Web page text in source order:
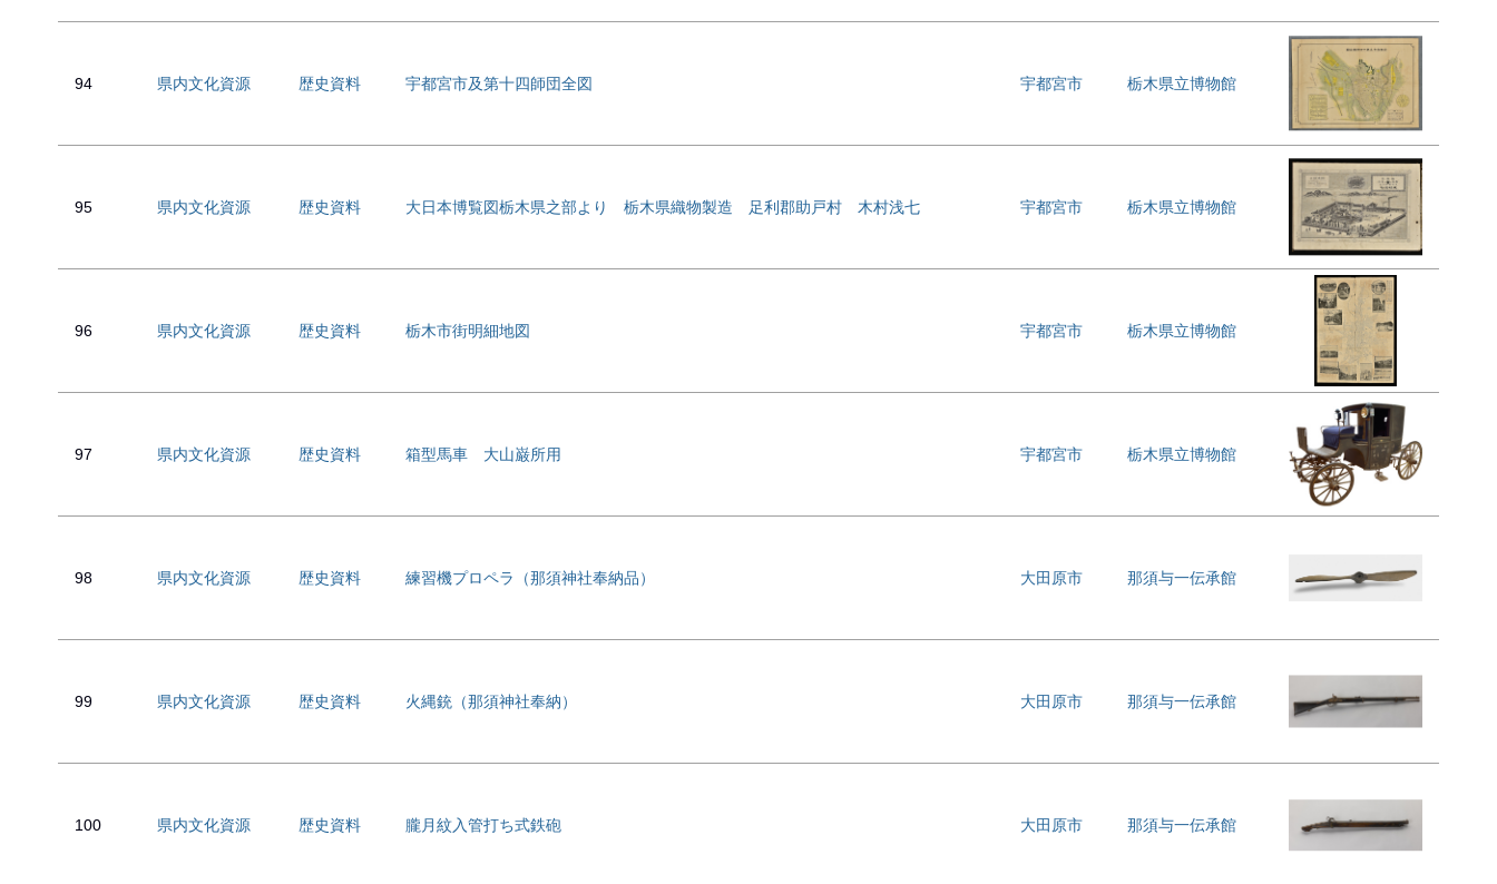
94 県内文化資源 歴史資料 宇都宮市及第十四師団全図 宇都宮市 栃木県立博物館
95 県内文化資源 歴史資料 大日本博覧図栃木県之部より 栃木県織物製造 足利郡助戸村 木村浅七 宇都宮市 栃木県立博物館
96 県内文化資源 歴史資料 栃木市街明細地図 宇都宮市 栃木県立博物館
97 県内文化資源 歴史資料 箱型馬車 大山巌所用 宇都宮市 栃木県立博物館
98 県内文化資源 歴史資料 練習機プロペラ（那須神社奉納品） 大田原市 那須与一伝承館
99 県内文化資源 歴史資料 火縄銃（那須神社奉納） 大田原市 那須与一伝承館
100 県内文化資源 歴史資料 朧月紋入管打ち式鉄砲 大田原市 那須与一伝承館